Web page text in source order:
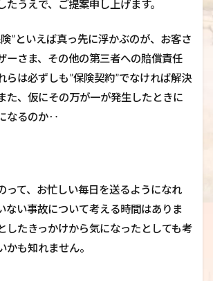
たうえで、ご提案申し上げます。
”といえば真っ先に浮かぶのが、お客さ
ーさま、その他の第三者への賠償責任
らは必ずしも”保険契約”でなければ解決
た、仮にその万が一が発生したときに
なるのか‥
って、お忙しい毎日を送るようになれ
ない事故について考える時間はありま
したきっかけから気になったとしても考
かも知れません。